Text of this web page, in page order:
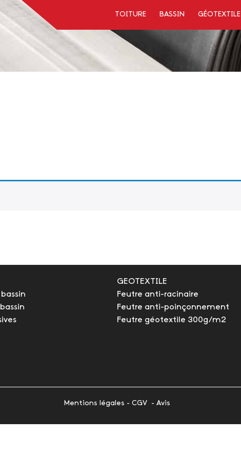
TOITURE BASSIN GÉOTEXTILE
bassin
GEOTEXTILE
Feutre anti-racinaire
Feutre anti-poinçonnement
Feutre géotextile 300g/m2
Mentions légales - CGV- Avis